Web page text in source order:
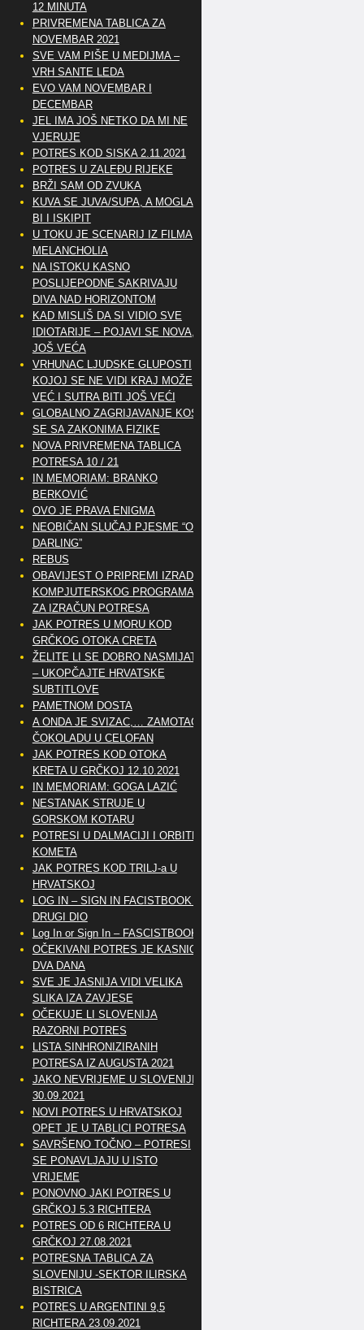
12 MINUTA
PRIVREMENA TABLICA ZA
NOVEMBAR 2021
SVE VAM PIŠE U MEDIJMA –
VRH SANTE LEDA
EVO VAM NOVEMBAR I
DECEMBAR
JEL IMA JOŠ NETKO DA MI NE
VJERUJE
POTRES KOD SISKA 2.11.2021
POTRES U ZALEĐU RIJEKE
BRŽI SAM OD ZVUKA
KUVA SE JUVA/SUPA, A MOGLA
BI I ISKIPIT
U TOKU JE SCENARIJ IZ FILMA
MELANCHOLIA
NA ISTOKU KASNO
POSLIJEPODNE SAKRIVAJU
DIVA NAD HORIZONTOM
KAD MISLIŠ DA SI VIDIO SVE
IDIOTARIJE – POJAVI SE NOVA,..
JOŠ VEĆA
VRHUNAC LJUDSKE GLUPOSTI
KOJOJ SE NE VIDI KRAJ MOŽE
VEĆ I SUTRA BITI JOŠ VEĆI
GLOBALNO ZAGRIJAVANJE KOSI
SE SA ZAKONIMA FIZIKE
NOVA PRIVREMENA TABLICA
POTRESA 10 / 21
IN MEMORIAM: BRANKO
BERKOVIĆ
OVO JE PRAVA ENIGMA
NEOBIČAN SLUČAJ PJESME “OH
DARLING”
REBUS
OBAVIJEST O PRIPREMI IZRADE
KOMPJUTERSKOG PROGRAMA
ZA IZRAČUN POTRESA
JAK POTRES U MORU KOD
GRČKOG OTOKA CRETA
ŽELITE LI SE DOBRO NASMIJATI
– UKOPČAJTE HRVATSKE
SUBTITLOVE
PAMETNOM DOSTA
A ONDA JE SVIZAC,… ZAMOTAO
ČOKOLADU U CELOFAN
JAK POTRES KOD OTOKA
KRETA U GRČKOJ 12.10.2021
IN MEMORIAM: GOGA LAZIĆ
NESTANAK STRUJE U
GORSKOM KOTARU
POTRESI U DALMACIJI I ORBITE
KOMETA
JAK POTRES KOD TRILJ-a U
HRVATSKOJ
LOG IN – SIGN IN FACISTBOOK –
DRUGI DIO
Log In or Sign In – FASCISTBOOK
OČEKIVANI POTRES JE KASNIO
DVA DANA
SVE JE JASNIJA VIDI VELIKA
SLIKA IZA ZAVJESE
OČEKUJE LI SLOVENIJA
RAZORNI POTRES
LISTA SINHRONIZIRANIH
POTRESA IZ AUGUSTA 2021
JAKO NEVRIJEME U SLOVENIJI
30.09.2021
NOVI POTRES U HRVATSKOJ
OPET JE U TABLICI POTRESA
SAVRŠENO TOČNO – POTRESI
SE PONAVLJAJU U ISTO
VRIJEME
PONOVNO JAKI POTRES U
GRČKOJ 5.3 RICHTERA
POTRES OD 6 RICHTERA U
GRČKOJ 27.08.2021
POTRESNA TABLICA ZA
SLOVENIJU -SEKTOR ILIRSKA
BISTRICA
POTRES U ARGENTINI 9,5
RICHTERA 23.09.2021